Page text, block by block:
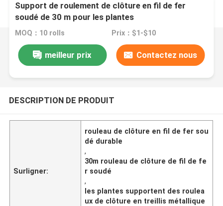
Support de roulement de clôture en fil de fer
soudé de 30 m pour les plantes
MOQ：10 rolls Prix：$1-$10
meilleur prix Contactez nous
DESCRIPTION DE PRODUIT
Surligner:
rouleau de clôture en fil de fer sou
dé durable
,
30m rouleau de clôture de fil de fe
r soudé
,
les plantes supportent des roulea
ux de clôture en treillis métallique